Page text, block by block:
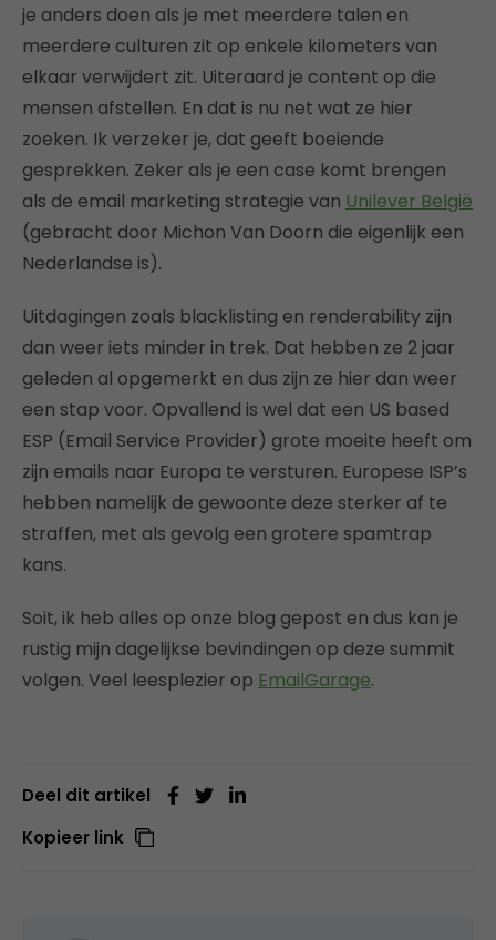
je anders doen als je met meerdere talen en
meerdere culturen zit op enkele kilometers van
elkaar verwijdert zit. Uiteraard je content op die
mensen afstellen. En dat is nu net wat ze hier
zoeken. Ik verzeker je, dat geeft boeiende
gesprekken. Zeker als je een case komt brengen
als de email marketing strategie van Unilever België
(gebracht door Michon Van Doorn die eigenlijk een
Nederlandse is).
Uitdagingen zoals blacklisting en renderability zijn
dan weer iets minder in trek. Dat hebben ze 2 jaar
geleden al opgemerkt en dus zijn ze hier dan weer
een stap voor. Opvallend is wel dat een US based
ESP (Email Service Provider) grote moeite heeft om
zijn emails naar Europa te versturen. Europese ISP’s
hebben namelijk de gewoonte deze sterker af te
straffen, met als gevolg een grotere spamtrap
kans.
Soit, ik heb alles op onze blog gepost en dus kan je
rustig mijn dagelijkse bevindingen op deze summit
volgen. Veel leesplezier op EmailGarage.
Deel dit artikel
Kopieer link